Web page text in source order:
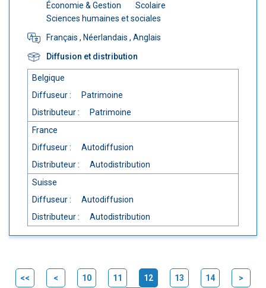
Économie & Gestion
Scolaire
Sciences humaines et sociales
Français , Néerlandais , Anglais
Diffusion et distribution
Belgique
Diffuseur :
Patrimoine
Distributeur :
Patrimoine
France
Diffuseur :
Autodiffusion
Distributeur :
Autodistribution
Suisse
Diffuseur :
Autodiffusion
Distributeur :
Autodistribution
<< < 10 11 12(current)
13 14
>